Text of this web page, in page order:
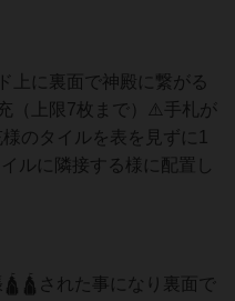
上に裏面で神殿に繋がる
（上限7枚まで）⚠️手札が
のタイルを表を見ずに1
ルに隣接する様に配置し
された事になり裏面で